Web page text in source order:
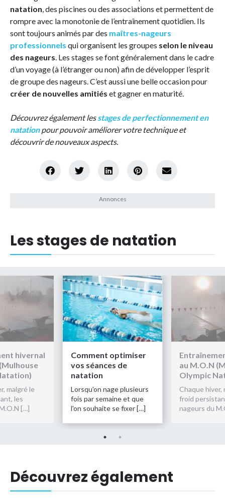
natation, des piscines ou des associations et permettent de
rompre avec la monotonie de l’entraînement quotidien. Ils
sont toujours animés par des maîtres-nageurs
professionnels qui organisent les groupes selon le niveau
des nageurs. Les stages se font généralement dans le cadre
d’un voyage (à l’étranger ou non) afin de développer l’esprit
de groupe des nageurs. C’est aussi une belle occasion pour
créer de nouvelles amitiés et gagner en maturité.
Découvrez également lesstages de perfectionnement en
natationpour pouvoir améliorer votre technique et
découvrir de nouveaux aspects.
Les stages de natation
hivernal
malgré le
les
[…]
Comment optimiser
vos séances de
natation
Lorsqu'on nage plusieurs
fois par semaine et que
l'on souhaite se fixer […]
au M.O.N
Olympic
Chaque hiver,
froid
nageurs du
Découvrez également